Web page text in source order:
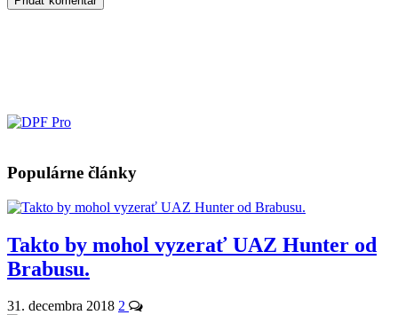
Populárne články
Takto by mohol vyzerať UAZ Hunter od
Brabusu.
31. decembra 2018 2